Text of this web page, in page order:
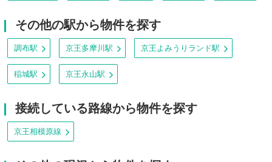
その他の駅から物件を探す
調布駅 京王多摩川駅 京王よみうりランド駅
稲城駅 京王永山駅
接続している路線から物件を探す
京王相模原線